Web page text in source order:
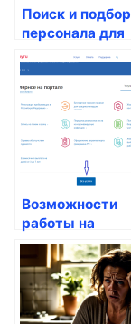
Поиск и подбор
персонала для
работодателей
Возможности
работы на
частичную
занятость